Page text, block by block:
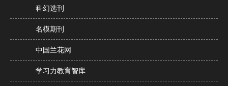
科幻选刊
名模期刊
中国兰花网
学习力教育智库